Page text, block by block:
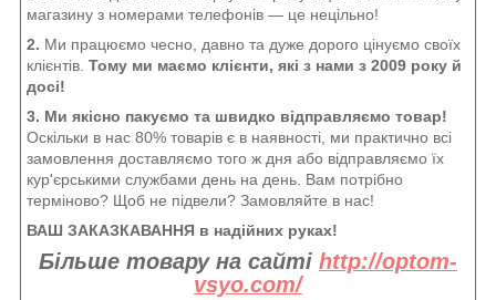
магазину з номерами телефонів — це нецільно!
2. Ми працюємо чесно, давно та дуже дорого цінуємо своїх
клієнтів. Тому ми маємо клієнти, які з нами з 2009 року й
досі!
3. Ми якісно пакуємо та швидко відправляємо товар!
Оскільки в нас 80% товарів є в наявності, ми практично всі
замовлення доставляємо того ж дня або відправляємо їх
кур'єрськими службами день на день. Вам потрібно
терміново? Щоб не підвели? Замовляйте в нас!
ВАШ ЗАКАЗКАВАННЯ в надійних руках!
Більше товару на сайті http://optom-
vsyo.com/